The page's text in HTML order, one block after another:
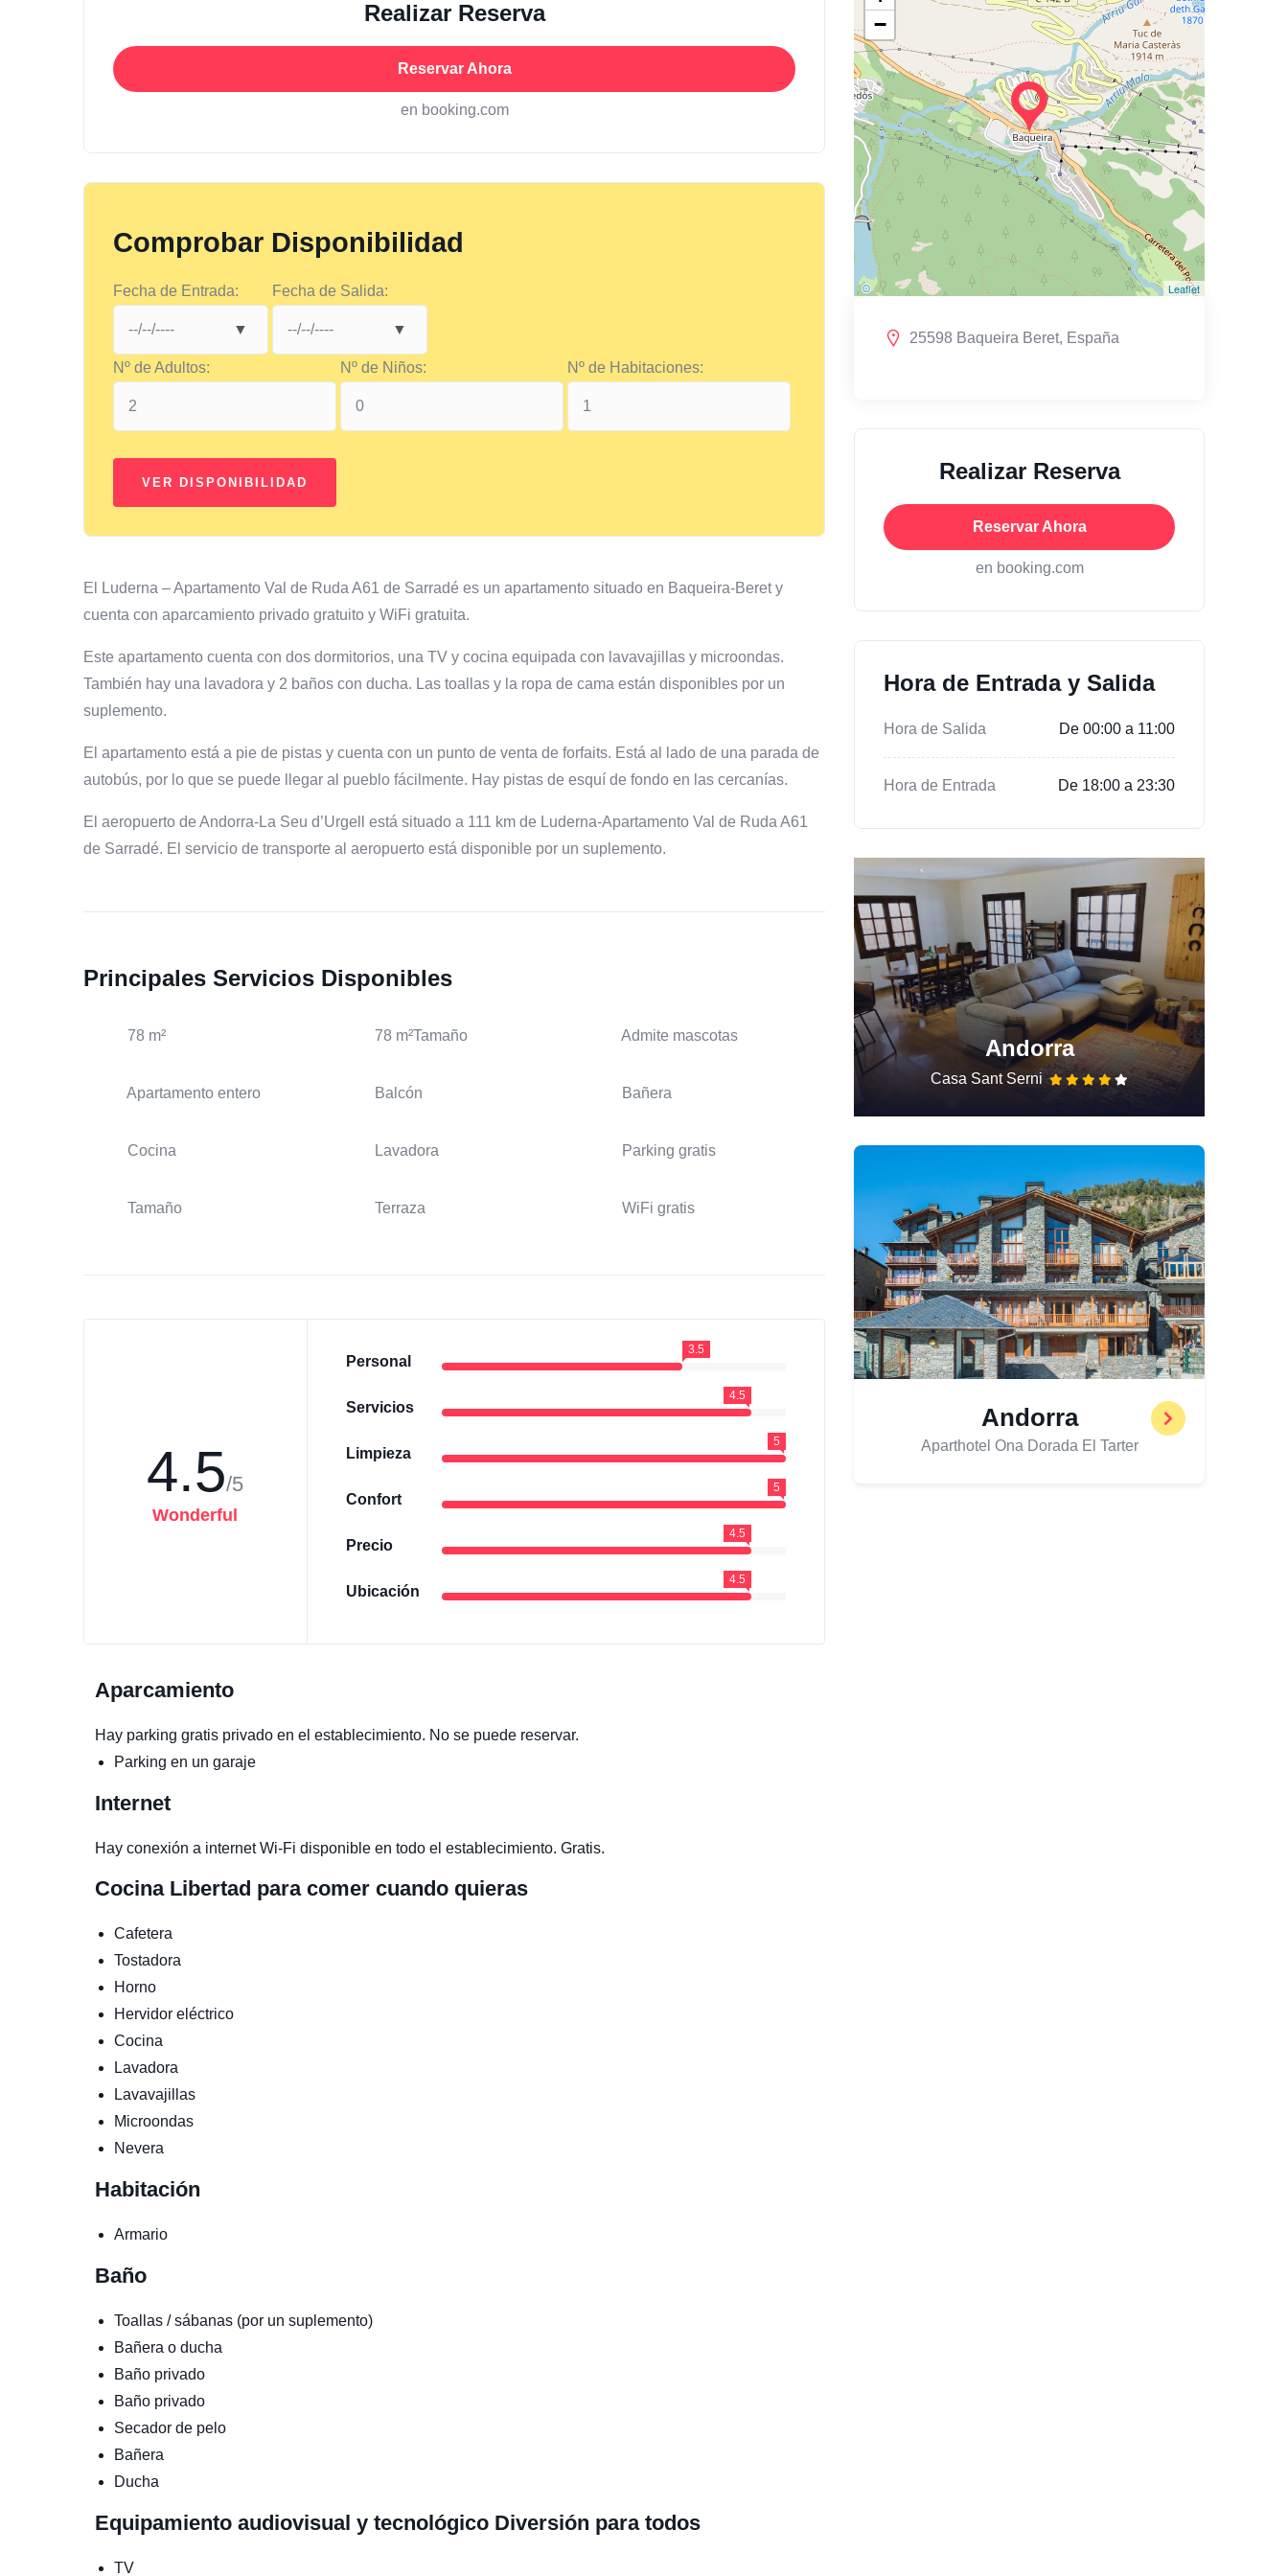
Realizar Reserva
Reservar Ahora
en booking.com
Comprobar Disponibilidad
Fecha de Entrada: Fecha de Salida:
Nº de Adultos: Nº de Niños: Nº de Habitaciones:
El Luderna – Apartamento Val de Ruda A61 de Sarradé es un apartamento situado en Baqueira-Beret y
cuenta con aparcamiento privado gratuito y WiFi gratuita.
Este apartamento cuenta con dos dormitorios, una TV y cocina equipada con lavavajillas y microondas.
También hay una lavadora y 2 baños con ducha. Las toallas y la ropa de cama están disponibles por un
suplemento.
El apartamento está a pie de pistas y cuenta con un punto de venta de forfaits. Está al lado de una parada de
autobús, por lo que se puede llegar al pueblo fácilmente. Hay pistas de esquí de fondo en las cercanías.
El aeropuerto de Andorra-La Seu d’Urgell está situado a 111 km de Luderna-Apartamento Val de Ruda A61
de Sarradé. El servicio de transporte al aeropuerto está disponible por un suplemento.
Principales Servicios Disponibles
78 m² 78 m²Tamaño Admite mascotas
Apartamento entero Balcón Bañera
Cocina Lavadora Parking gratis
Tamaño Terraza WiFi gratis
4.5/5
Wonderful
Personal
3.5
Servicios
4.5
Limpieza
5
Confort
5
Precio
4.5
Ubicación
4.5
Aparcamiento
Hay parking gratis privado en el establecimiento. No se puede reservar.
Parking en un garaje
Internet
Hay conexión a internet Wi-Fi disponible en todo el establecimiento. Gratis.
Cocina Libertad para comer cuando quieras
Cafetera
Tostadora
Horno
Hervidor eléctrico
Cocina
Lavadora
Lavavajillas
Microondas
Nevera
Habitación
Armario
Baño
Toallas / sábanas (por un suplemento)
Bañera o ducha
Baño privado
Baño privado
Secador de pelo
Bañera
Ducha
Equipamiento audiovisual y tecnológico Diversión para todos
TV
−
Leaflet
25598 Baqueira Beret, España
Realizar Reserva
Reservar Ahora
en booking.com
Hora de Entrada y Salida
Hora de Salida De 00:00 a 11:00
Hora de Entrada De 18:00 a 23:30
Andorra
Casa Sant Serni
Andorra
Aparthotel Ona Dorada El Tarter